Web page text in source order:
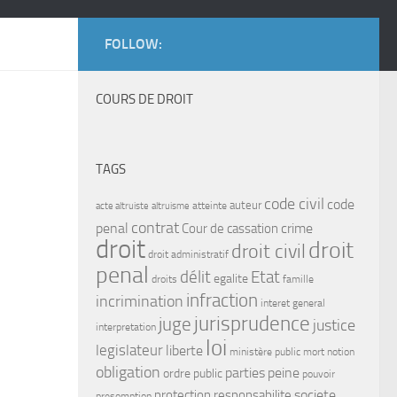
FOLLOW:
COURS DE DROIT
TAGS
acte altruiste altruisme atteinte auteur code civil code
penal contrat Cour de cassation crime
droit droit administratif droit civil droit
penal droits délitegalite Etat famille
incrimination infraction interet general
interpretation juge jurisprudence justice
legislateur liberte loi ministère public mort notion
obligation ordre public parties peine pouvoir